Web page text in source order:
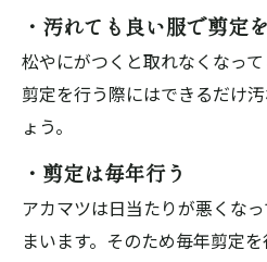
・汚れても良い服で剪定
松やにがつくと取れなくなっ
剪定を行う際にはできるだけ
ょう。
・剪定は毎年行う
アカマツは日当たりが悪くな
まいます。そのため毎年剪定